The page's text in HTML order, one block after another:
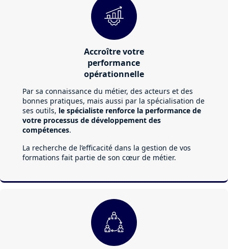
Accroître votre
performance
opérationnelle
Par sa connaissance du métier, des acteurs et des
bonnes pratiques, mais aussi par la spécialisation de
ses outils, le spécialiste renforce la performance de
votre processus de développement des
compétences.
La recherche de l’efficacité dans la gestion de vos
formations fait partie de son cœur de métier.